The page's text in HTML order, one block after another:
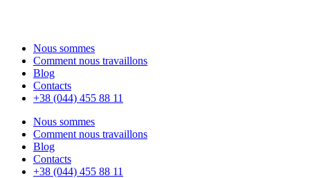
Nous sommes
Comment nous travaillons
Blog
Contacts
+38 (044) 455 88 11
Nous sommes
Comment nous travaillons
Blog
Contacts
+38 (044) 455 88 11